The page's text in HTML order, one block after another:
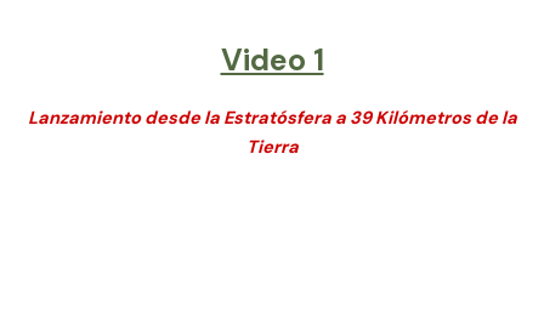
Video 1
Lanzamiento desde la Estratósfera a 39 Kilómetros de la
Tierra